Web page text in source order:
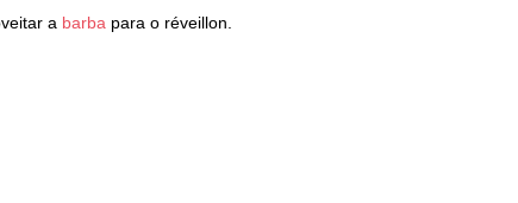
a barba para o réveillon.